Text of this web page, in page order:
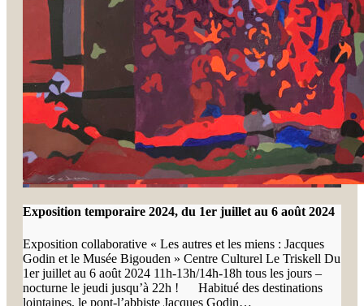
Exposition temporaire 2024, du 1er juillet au 6 août 2024
Exposition collaborative « Les autres et les miens : Jacques
Godin et le Musée Bigouden » Centre Culturel Le Triskell Du
1er juillet au 6 août 2024 11h-13h/14h-18h tous les jours –
nocturne le jeudi jusqu’à 22h ! Habitué des destinations
lointaines, le pont-l’abbiste Jacques Godin…